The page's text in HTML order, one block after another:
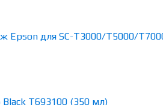
Epson для SC-T3000/T5000/